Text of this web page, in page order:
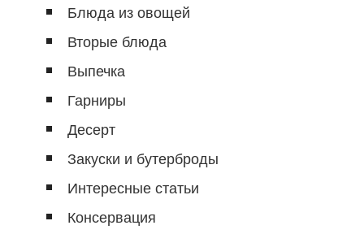
Блюда из овощей
Вторые блюда
Выпечка
Гарниры
Десерт
Закуски и бутерброды
Интересные статьи
Консервация